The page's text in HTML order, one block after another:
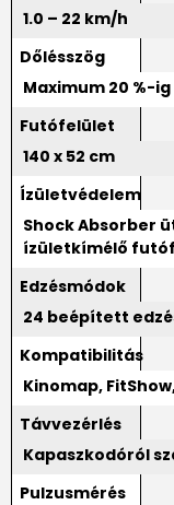
1.0 – 22 km/h
Dőlésszög
Maximum 20 %-
Futófelület
140 x 52 cm
Ízületvédelem
Shock Absorber
ízületkímélő
Edzésmódok
24 beépített
Kompatibilitás
Kinomap,
Távvezérlés
Kapaszkodóról
Pulzusmérés